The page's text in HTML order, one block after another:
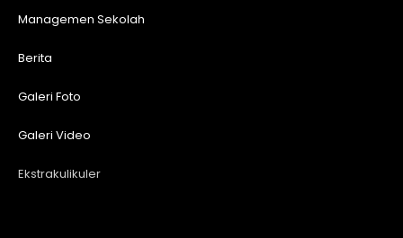
Managemen Sekolah
Berita
Galeri Foto
Galeri Video
Ekstrakulikuler